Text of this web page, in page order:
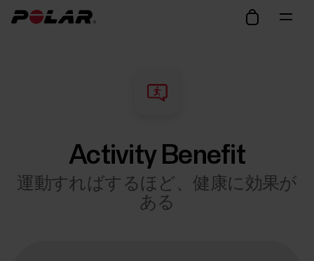
Activity Benefit
運動すればするほど、健康に効果が
ある